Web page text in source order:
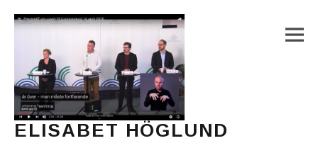
ELISABET HÖGLUND